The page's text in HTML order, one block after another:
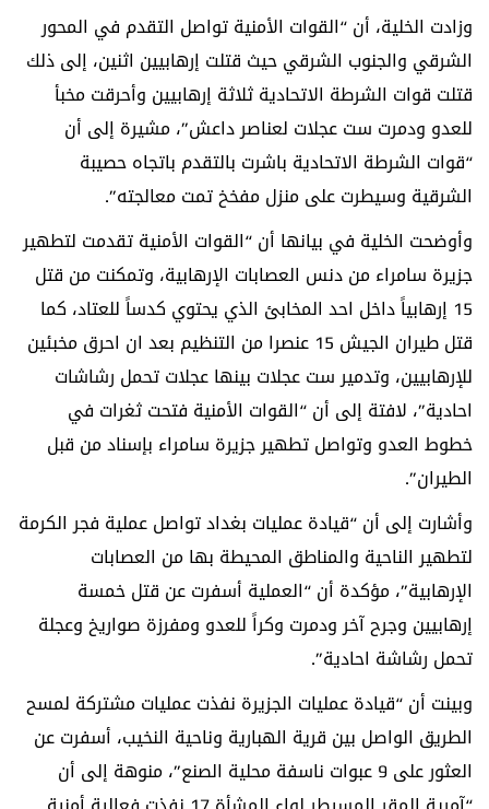
وزادت الخلية، أن “القوات الأمنية تواصل التقدم في المحور
الشرقي والجنوب الشرقي حيث قتلت إرهابيين اثنين، إلى ذلك
قتلت قوات الشرطة الاتحادية ثلاثة إرهابيين وأحرقت مخبأ
للعدو ودمرت ست عجلات لعناصر داعش”، مشيرة إلى أن
“قوات الشرطة الاتحادية باشرت بالتقدم باتجاه حصيبة
الشرقية وسيطرت على منزل مفخخ تمت معالجته”.
وأوضحت الخلية في بيانها أن “القوات الأمنية تقدمت لتطهير
جزيرة سامراء من دنس العصابات الإرهابية، وتمكنت من قتل
15 إرهابياً داخل احد المخابئ الذي يحتوي كدساً للعتاد، كما
قتل طيران الجيش 15 عنصرا من التنظيم بعد ان احرق مخبئين
للإرهابيين، وتدمير ست عجلات بينها عجلات تحمل رشاشات
احادية”، لافتة إلى أن “القوات الأمنية فتحت ثغرات في
خطوط العدو وتواصل تطهير جزيرة سامراء بإسناد من قبل
الطيران”.
وأشارت إلى أن “قيادة عمليات بغداد تواصل عملية فجر الكرمة
لتطهير الناحية والمناطق المحيطة بها من العصابات
الإرهابية”، مؤكدة أن “العملية أسفرت عن قتل خمسة
إرهابيين وجرح آخر ودمرت وكراً للعدو ومفرزة صواريخ وعجلة
تحمل رشاشة احادية”.
وبينت أن “قيادة عمليات الجزيرة نفذت عمليات مشتركة لمسح
الطريق الواصل بين قرية الهبارية وناحية النخيب، أسفرت عن
العثور على 9 عبوات ناسفة محلية الصنع”، منوهة إلى أن